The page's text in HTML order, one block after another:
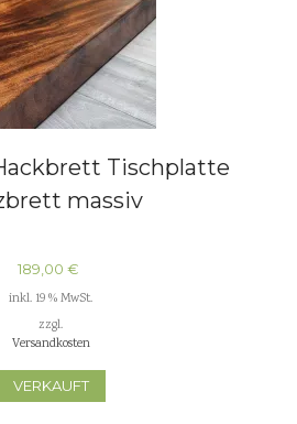
Tischplatte
massiv
189,00 €
inkl. 19 % MwSt.
zzgl.
Versandkosten
VERKAUFT